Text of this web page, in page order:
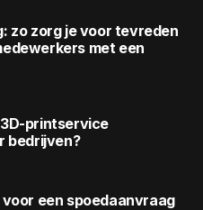
zo zorg je voor tevreden
met een
printservice
bedrijven?
een spoedaanvraag